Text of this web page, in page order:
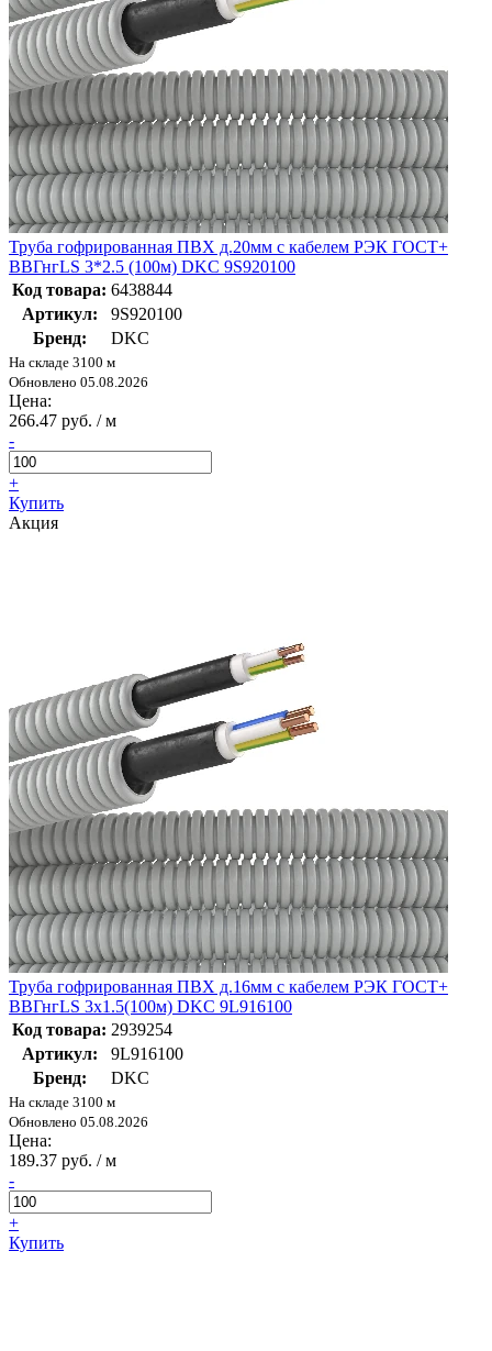
Труба гофрированная ПВХ д.20мм с кабелем РЭК ГОСТ+
ВВГнгLS 3*2.5 (100м) DKC 9S920100
Код товара: 6438844
Артикул:
9S920100
Бренд:
DKC
На складе 3100 м
Обновлено 05.08.2026
Цена:
266.47 руб. / м
-
+
Купить
Акция
Труба гофрированная ПВХ д.16мм с кабелем РЭК ГОСТ+
ВВГнгLS 3х1.5(100м) DKC 9L916100
Код товара: 2939254
Артикул:
9L916100
Бренд:
DKC
На складе 3100 м
Обновлено 05.08.2026
Цена:
189.37 руб. / м
-
+
Купить